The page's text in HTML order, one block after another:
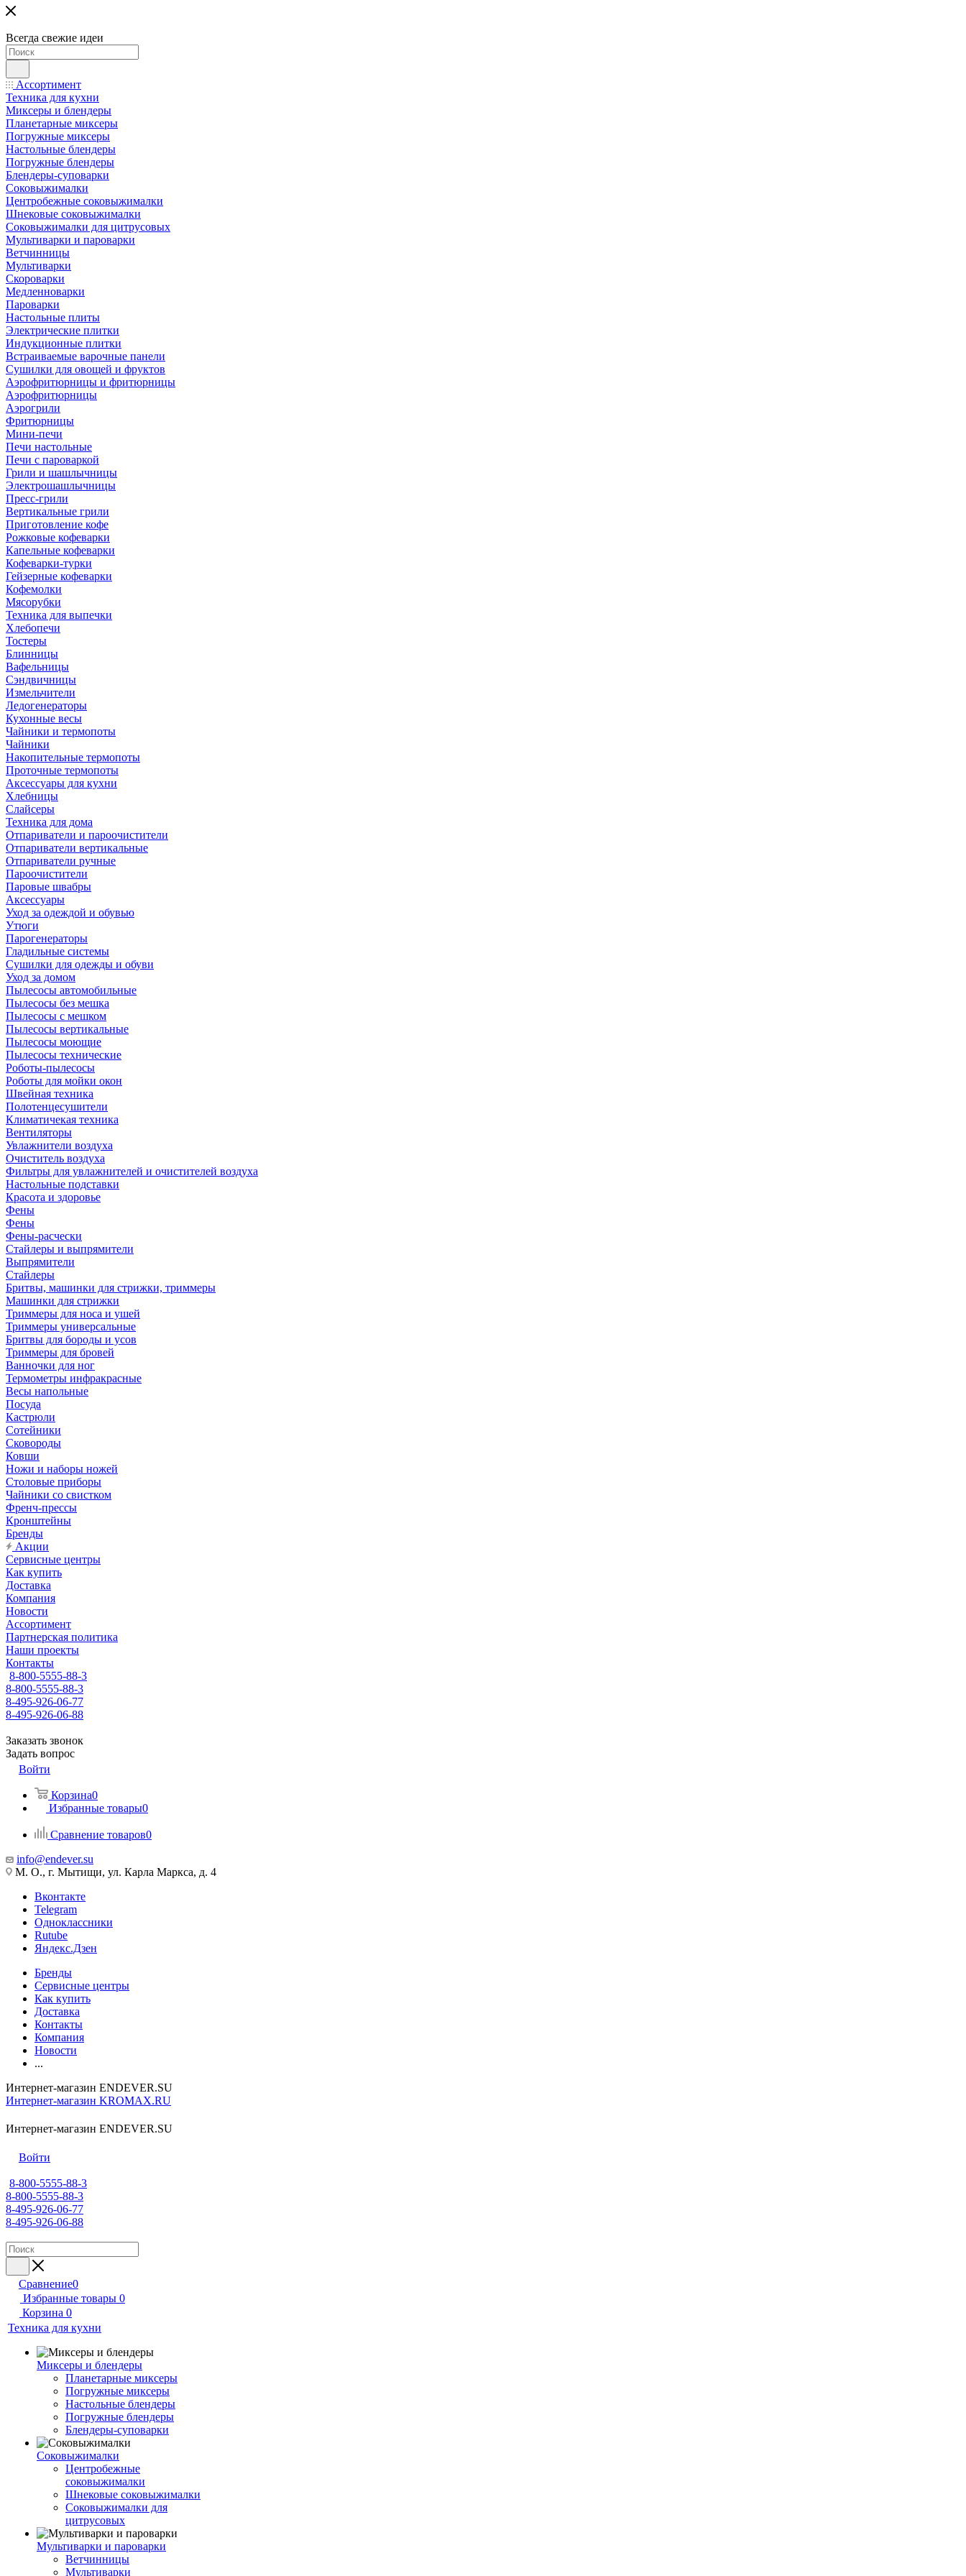
Всегда свежие идеи
Ассортимент
Техника для кухни
Миксеры и блендеры
Планетарные миксеры
Погружные миксеры
Настольные блендеры
Погружные блендеры
Блендеры-суповарки
Соковыжималки
Центробежные соковыжималки
Шнековые соковыжималки
Соковыжималки для цитрусовых
Мультиварки и пароварки
Ветчинницы
Мультиварки
Скороварки
Медленноварки
Пароварки
Настольные плиты
Электрические плитки
Индукционные плитки
Встраиваемые варочные панели
Сушилки для овощей и фруктов
Аэрофритюрницы и фритюрницы
Аэрофритюрницы
Аэрогрили
Фритюрницы
Мини-печи
Печи настольные
Печи с пароваркой
Грили и шашлычницы
Электрошашлычницы
Пресс-грили
Вертикальные грили
Приготовление кофе
Рожковые кофеварки
Капельные кофеварки
Кофеварки-турки
Гейзерные кофеварки
Кофемолки
Мясорубки
Техника для выпечки
Хлебопечи
Тостеры
Блинницы
Вафельницы
Сэндвичницы
Измельчители
Ледогенераторы
Кухонные весы
Чайники и термопоты
Чайники
Накопительные термопоты
Проточные термопоты
Аксессуары для кухни
Хлебницы
Слайсеры
Техника для дома
Отпариватели и пароочистители
Отпариватели вертикальные
Отпариватели ручные
Пароочистители
Паровые швабры
Аксессуары
Уход за одеждой и обувью
Утюги
Парогенераторы
Гладильные системы
Сушилки для одежды и обуви
Уход за домом
Пылесосы автомобильные
Пылесосы без мешка
Пылесосы с мешком
Пылесосы вертикальные
Пылесосы моющие
Пылесосы технические
Роботы-пылесосы
Роботы для мойки окон
Швейная техника
Полотенцесушители
Климатичекая техника
Вентиляторы
Увлажнители воздуха
Очиститель воздуха
Фильтры для увлажнителей и очистителей воздуха
Настольные подставки
Красота и здоровье
Фены
Фены
Фены-расчески
Стайлеры и выпрямители
Выпрямители
Стайлеры
Бритвы, машинки для стрижки, триммеры
Машинки для стрижки
Триммеры для носа и ушей
Триммеры универсальные
Бритвы для бороды и усов
Триммеры для бровей
Ванночки для ног
Термометры инфракрасные
Весы напольные
Посуда
Кастрюли
Сотейники
Сковороды
Ковши
Ножи и наборы ножей
Столовые приборы
Чайники со свистком
Френч-прессы
Кронштейны
Бренды
Акции
Сервисные центры
Как купить
Доставка
Компания
Новости
Ассортимент
Партнерская политика
Наши проекты
Контакты
8-800-5555-88-3
8-800-5555-88-3
8-495-926-06-77
8-495-926-06-88
Заказать звонок
Задать вопрос
Войти
Корзина0
Избранные товары0
Сравнение товаров0
info@endever.su
М. О., г. Мытищи, ул. Карла Маркса, д. 4
Вконтакте
Telegram
Одноклассники
Rutube
Яндекс.Дзен
Бренды
Сервисные центры
Как купить
Доставка
Контакты
Компания
Новости
...
Интернет-магазин ENDEVER.SU
Интернет-магазин KROMAX.RU
Интернет-магазин ENDEVER.SU
Войти
8-800-5555-88-3
8-800-5555-88-3
8-495-926-06-77
8-495-926-06-88
Сравнение0
Избранные товары 0
Корзина 0
Техника для кухни
Миксеры и блендеры
Планетарные миксеры
Погружные миксеры
Настольные блендеры
Погружные блендеры
Блендеры-суповарки
Соковыжималки
Центробежные
соковыжималки
Шнековые соковыжималки
Соковыжималки для
цитрусовых
Мультиварки и пароварки
Ветчинницы
Мультиварки